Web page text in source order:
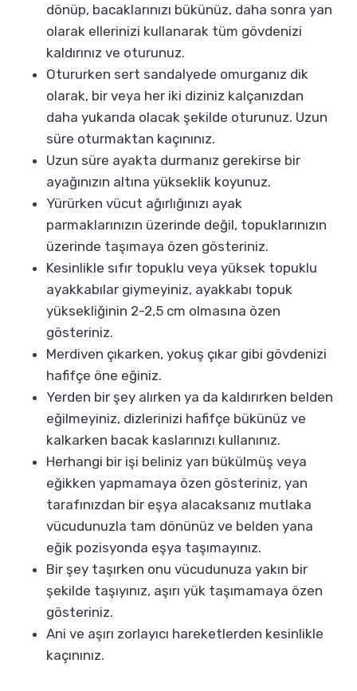
dönüp, bacaklarınızı bükünüz, daha sonra yan
olarak ellerinizi kullanarak tüm gövdenizi
kaldırınız ve oturunuz.
Otururken sert sandalyede omurganız dik
olarak, bir veya her iki diziniz kalçanızdan
daha yukarıda olacak şekilde oturunuz. Uzun
süre oturmaktan kaçınınız.
Uzun süre ayakta durmanız gerekirse bir
ayağınızın altına yükseklik koyunuz.
Yürürken vücut ağırlığınızı ayak
parmaklarınızın üzerinde değil, topuklarınızın
üzerinde taşımaya özen gösteriniz.
Kesinlikle sıfır topuklu veya yüksek topuklu
ayakkabılar giymeyiniz, ayakkabı topuk
yüksekliğinin 2-2,5 cm olmasına özen
gösteriniz.
Merdiven çıkarken, yokuş çıkar gibi gövdenizi
hafifçe öne eğiniz.
Yerden bir şey alırken ya da kaldırırken belden
eğilmeyiniz, dizlerinizi hafifçe bükünüz ve
kalkarken bacak kaslarınızı kullanınız.
Herhangi bir işi beliniz yarı bükülmüş veya
eğikken yapmamaya özen gösteriniz, yan
tarafınızdan bir eşya alacaksanız mutlaka
vücudunuzla tam dönünüz ve belden yana
eğik pozisyonda eşya taşımayınız.
Bir şey taşırken onu vücudunuza yakın bir
şekilde taşıyınız, aşırı yük taşımamaya özen
gösteriniz.
Ani ve aşırı zorlayıcı hareketlerden kesinlikle
kaçınınız.